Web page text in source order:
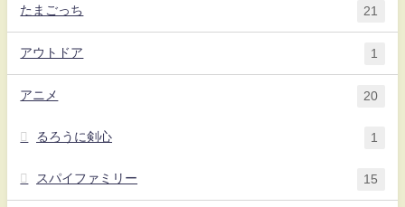
たまごっち 21
アウトドア 1
アニメ 20
るろうに剣心 1
スパイファミリー 15